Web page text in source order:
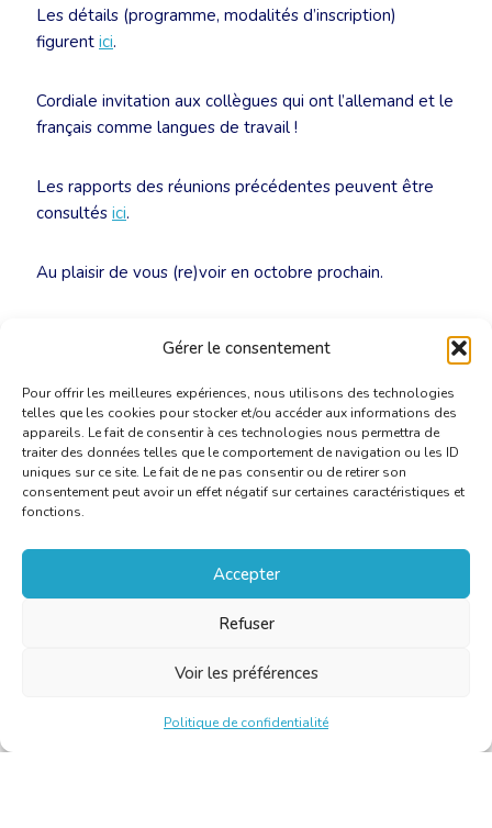
Gérer le consentement
Pour offrir les meilleures expériences, nous utilisons des technologies
telles que les cookies pour stocker et/ou accéder aux informations des
appareils. Le fait de consentir à ces technologies nous permettra de
traiter des données telles que le comportement de navigation ou les ID
uniques sur ce site. Le fait de ne pas consentir ou de retirer son
consentement peut avoir un effet négatif sur certaines caractéristiques et
fonctions.
Accepter
Refuser
Voir les préférences
Politique de confidentialité
Les détails (programme, modalités d’inscription)
figurent ici.
Cordiale invitation aux collègues qui ont l’allemand et le
français comme langues de travail !
Les rapports des réunions précédentes peuvent être
consultés ici.
Au plaisir de vous (re)voir en octobre prochain.